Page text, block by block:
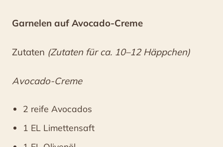
Garnelen auf Avocado-Creme
Zutaten (Zutaten für ca. 10–12 Häppchen)
Avocado-Creme
2 reife Avocados
1 EL Limettensaft